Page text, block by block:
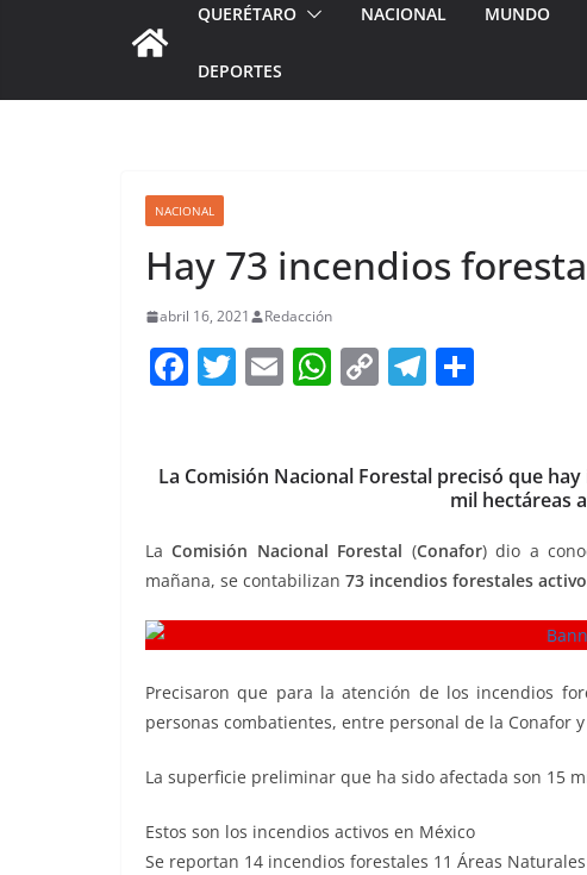
QUERÉTARO NACIONAL MUNDO
DEPORTES
NACIONAL
Hay 73 incendios
abril 16, 2021 Redacción
F
e
o
o
k
T
er
E
l
W
s
p
p
C
y
n
k
T
gr
m
e
La Comisión Nacional Forestal precisó que
mil hectáreas
LaComisión Nacional Forestal (Conafor) dio a
mañana, se contabilizan 73 incendios forestales
Precisaron que para la atención de los incendios
personas combatientes, entre personal de la Conafor
La superficie preliminar que ha sido afectada son 15
Estos son los incendios activos en México
Se reportan 14 incendios forestales 11 Áreas